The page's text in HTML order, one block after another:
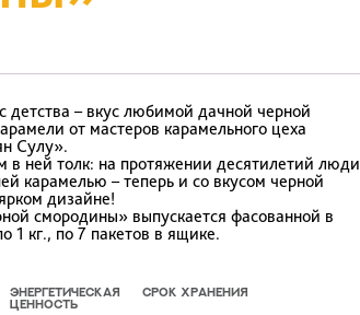
детства – вкус любимой дачной черной
от мастеров карамельного цеха
Сулу».
ней толк: на протяжении десятилетий люди
карамелью – теперь и со вкусом черной
дизайне!
смородины» выпускается фасованной в
1 кг., по 7 пакетов в ящике.
ЭНЕРГЕТИЧЕСКАЯ
ЦЕННОСТЬ
СРОК ХРАНЕНИЯ